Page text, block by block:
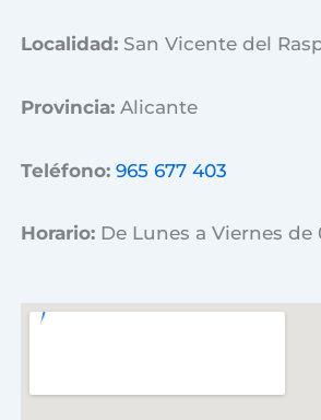
Localidad: San Vicente del
Provincia:Alicante
Teléfono: 965 677 403
Horario: De Lunes a Viernes de